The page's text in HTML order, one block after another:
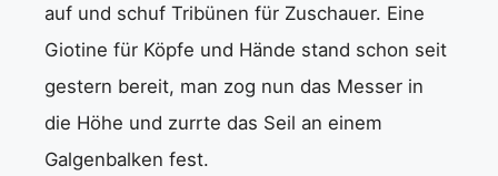
auf und schuf Tribünen für Zuschauer. Eine
Giotine für Köpfe und Hände stand schon seit
gestern bereit, man zog nun das Messer in
die Höhe und zurrte das Seil an einem
Galgenbalken fest.